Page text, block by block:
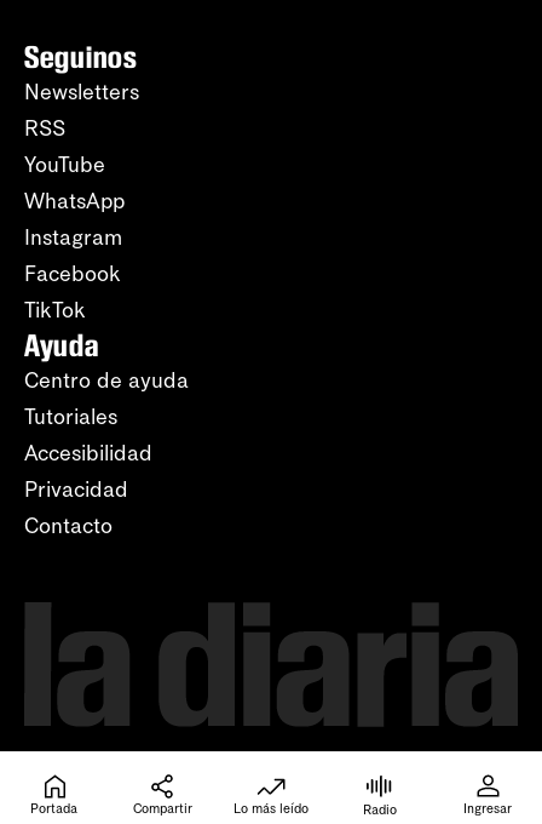
Seguinos
Newsletters
RSS
YouTube
WhatsApp
Instagram
Facebook
TikTok
Ayuda
Centro de ayuda
Tutoriales
Accesibilidad
Privacidad
Contacto
Portada Compartir Lo más leído Radio Ingresar